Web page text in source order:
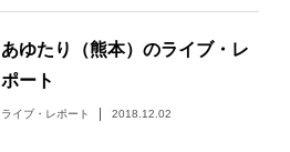
あゆたり（熊本）のライブ・レ
ポート
ライブ・レポート 2018.12.02